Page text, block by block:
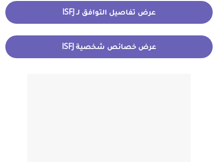
عرض تفاصيل التوافق لـ ISFJ
عرض خصائص شخصية ISFJ